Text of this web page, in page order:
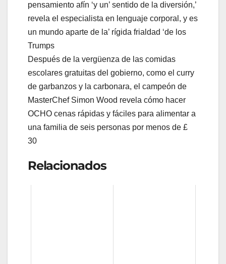
pensamiento afín ‘y un’ sentido de la diversión,’
revela el especialista en lenguaje corporal, y es
un mundo aparte de la’ rígida frialdad ‘de los
Trumps
Después de la vergüenza de las comidas
escolares gratuitas del gobierno, como el curry
de garbanzos y la carbonara, el campeón de
MasterChef Simon Wood revela cómo hacer
OCHO cenas rápidas y fáciles para alimentar a
una familia de seis personas por menos de £
30
Relacionados